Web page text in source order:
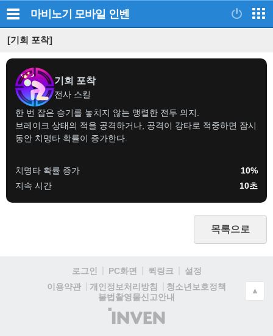
마비노기 모바일 인벤
[기회 포착]
기회 포착
전사 스킬
한 번 잡은 승기를 놓치지 않는 맹렬한 전투 의지.
브레이크 상태의 적을 공격하거나, 공격이 강타로 적중하면 잠시
동안 치명타 확률이 증가한다.
치명타 확률 증가
10%
지속 시간
10초
목록으로
로그인 PC화면 퀵링크
설정
이용약관
개인정보처리방침
청소년보호정책
불법촬영물신고안내
(주)
인
▲